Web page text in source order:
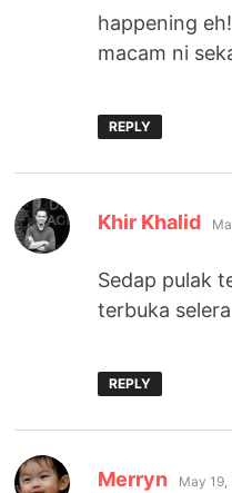
happening
macam ni
REPLY
Khir Khalid
Sedap pulak
terbuka
REPLY
Merryn says:
May 19,